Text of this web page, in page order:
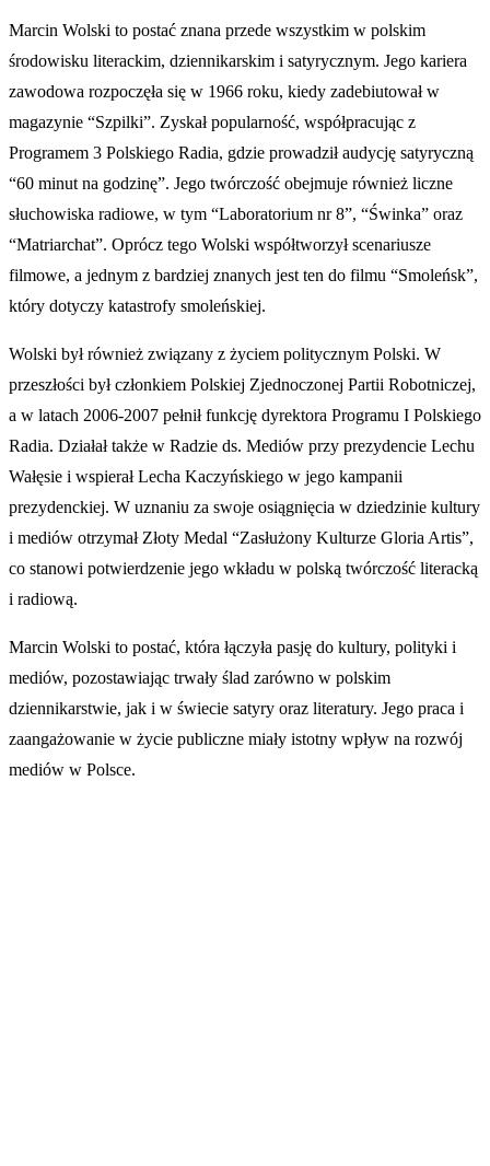
Marcin Wolski to postać znana przede wszystkim w polskim
środowisku literackim, dziennikarskim i satyrycznym. Jego kariera
zawodowa rozpoczęła się w 1966 roku, kiedy zadebiutował w
magazynie “Szpilki”. Zyskał popularność, współpracując z
Programem 3 Polskiego Radia, gdzie prowadził audycję satyryczną
“60 minut na godzinę”. Jego twórczość obejmuje również liczne
słuchowiska radiowe, w tym “Laboratorium nr 8”, “Świnka” oraz
“Matriarchat”. Oprócz tego Wolski współtworzył scenariusze
filmowe, a jednym z bardziej znanych jest ten do filmu “Smoleńsk”,
który dotyczy katastrofy smoleńskiej.
Wolski był również związany z życiem politycznym Polski. W
przeszłości był członkiem Polskiej Zjednoczonej Partii Robotniczej,
a w latach 2006-2007 pełnił funkcję dyrektora Programu I Polskiego
Radia. Działał także w Radzie ds. Mediów przy prezydencie Lechu
Wałęsie i wspierał Lecha Kaczyńskiego w jego kampanii
prezydenckiej. W uznaniu za swoje osiągnięcia w dziedzinie kultury
i mediów otrzymał Złoty Medal “Zasłużony Kulturze Gloria Artis”,
co stanowi potwierdzenie jego wkładu w polską twórczość literacką
i radiową.
Marcin Wolski to postać, która łączyła pasję do kultury, polityki i
mediów, pozostawiając trwały ślad zarówno w polskim
dziennikarstwie, jak i w świecie satyry oraz literatury. Jego praca i
zaangażowanie w życie publiczne miały istotny wpływ na rozwój
mediów w Polsce.